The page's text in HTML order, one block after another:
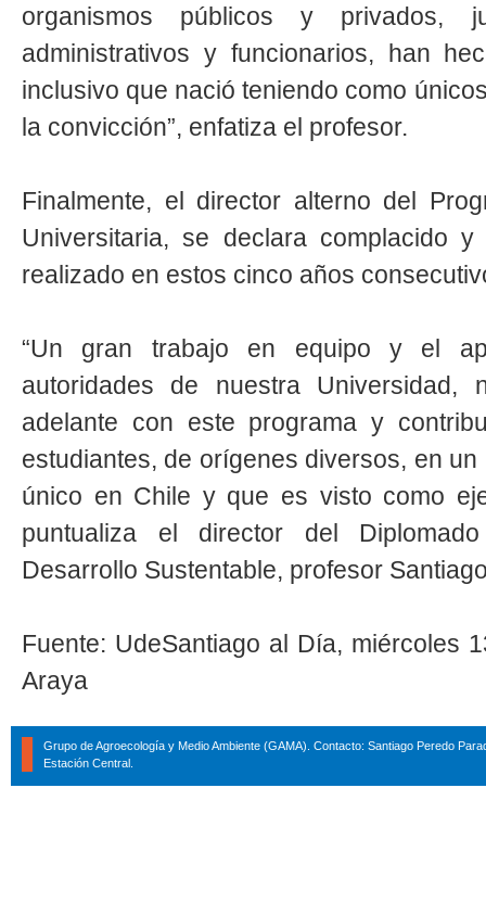
organismos públicos y
administrativos y funcionarios, han
inclusivo que nació teniendo como
la convicción”, enfatiza el profesor.
Finalmente, el director alterno del
Universitaria, se declara complacido y
realizado en estos cinco años
“Un gran trabajo en equipo y el
autoridades de nuestra Universidad,
adelante con este programa y
estudiantes, de orígenes diversos, en
único en Chile y que es visto como
puntualiza el director del
Desarrollo Sustentable, profesor
Fuente: UdeSantiago al Día, miércoles
Araya
Grupo de Agroecología y Medio Ambiente (GAMA). Contacto: Santiago Peredo
Estación Central.